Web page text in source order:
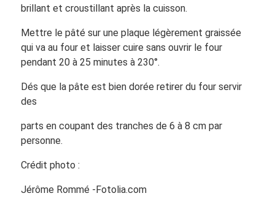
brillant et croustillant après la cuisson.
Mettre le pâté sur une plaque légèrement graissée
qui va au four et laisser cuire sans ouvrir le four
pendant 20 à 25 minutes à 230°.
Dés que la pâte est bien dorée retirer du four servir
des
parts en coupant des tranches de 6 à 8 cm par
personne.
Crédit photo :
Jérôme Rommé -Fotolia.com